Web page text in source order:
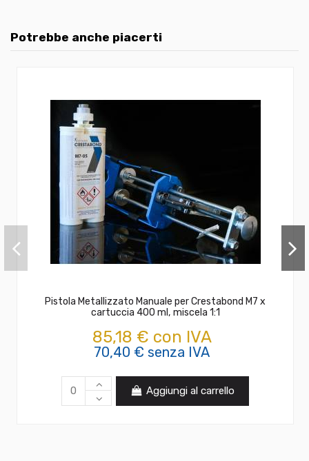
Potrebbe anche piacerti
Pistola Metallizzato Manuale per Crestabond M7 x
cartuccia 400 ml, miscela 1:1
85,18 € con IVA
70,40 € senza IVA
Aggiungi al carrello